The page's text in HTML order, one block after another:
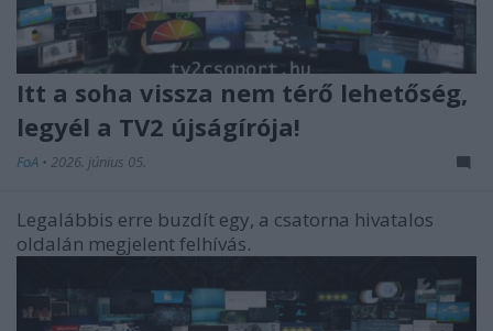
Itt a soha vissza nem térő lehetőség,
legyél a TV2 újságírója!
FoA • 2026. június 05.
Legalábbis erre buzdít egy, a csatorna hivatalos
oldalán megjelent felhívás.